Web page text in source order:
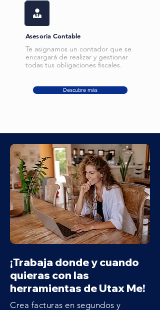
Asesoria Contable
Te asignamos un contador que se
encargará de realizar y gestionar
todas tus obligaciones fiscales.
Descubre más
¡Trabaja donde y cuando
quieras con las
herramientas de Utax Me!
Crea facturas en segundos y